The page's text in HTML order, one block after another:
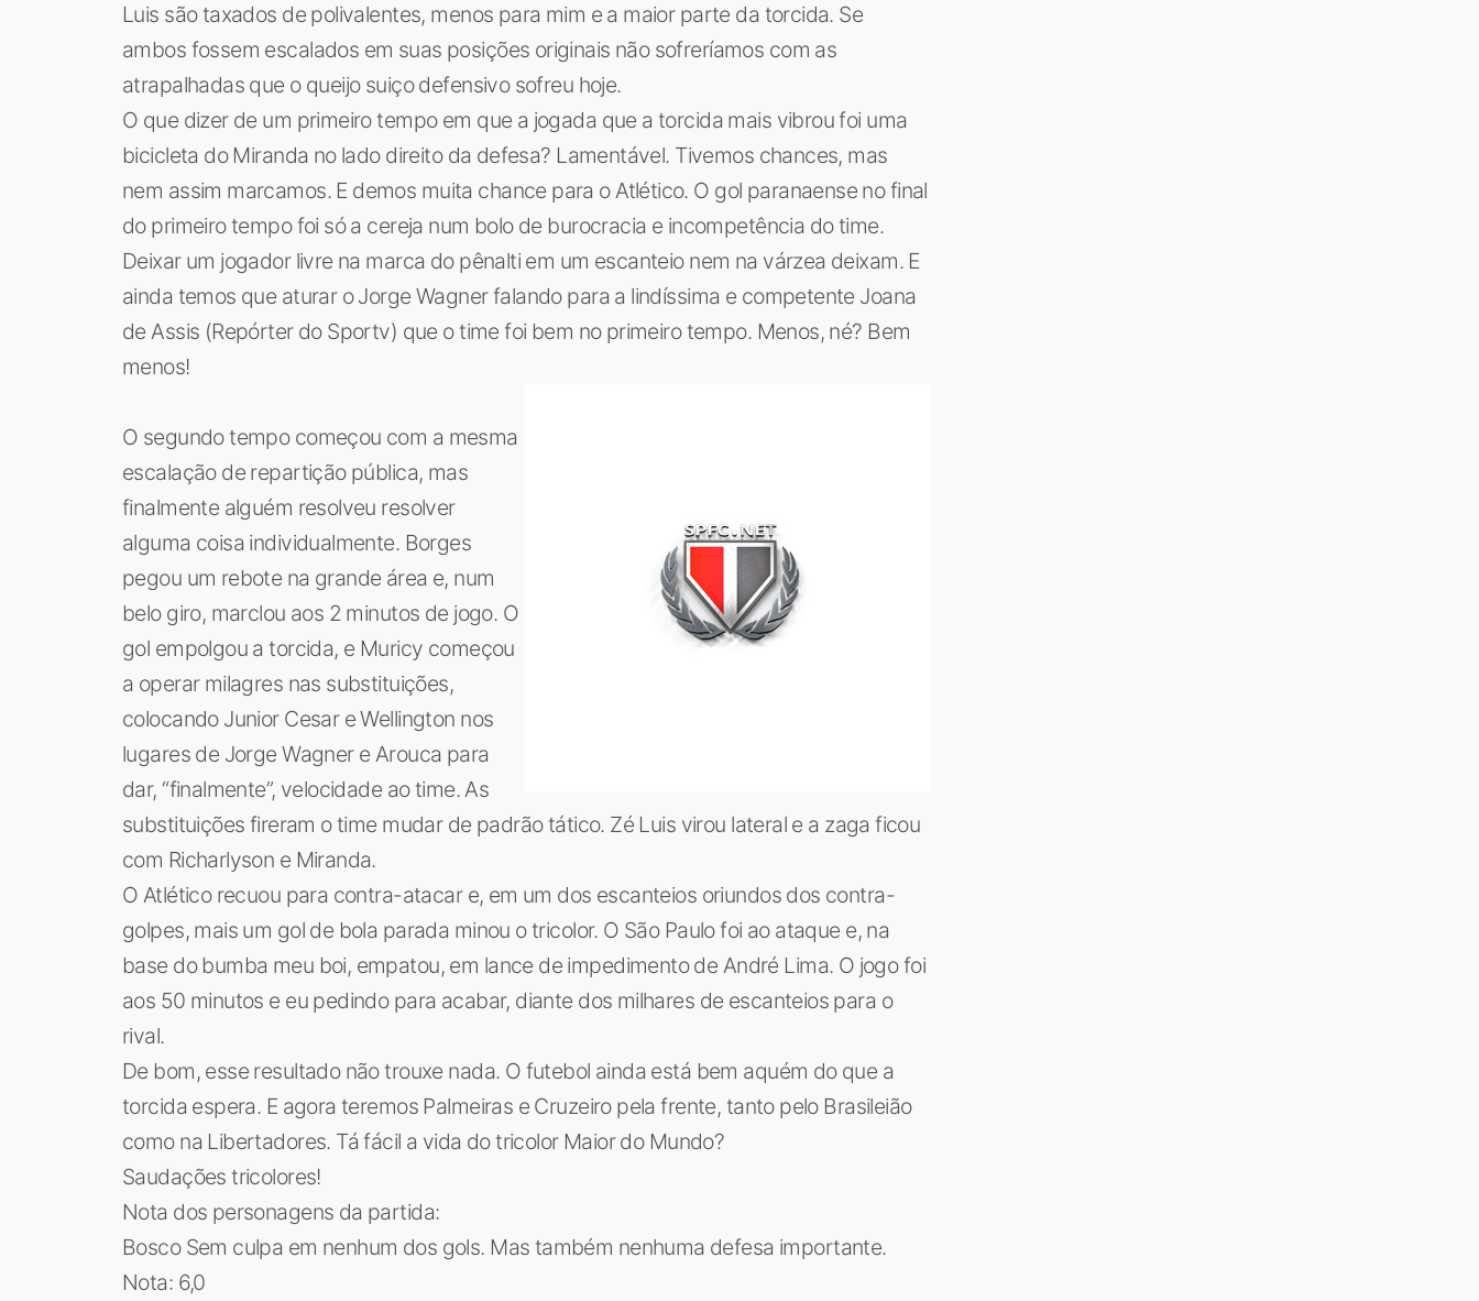
Luis são taxados de polivalentes, menos para mim e a maior parte da torcida. Se
ambos fossem escalados em suas posições originais não sofreríamos com as
atrapalhadas que o queijo suiço defensivo sofreu hoje.
O que dizer de um primeiro tempo em que a jogada que a torcida mais vibrou foi uma
bicicleta do Miranda no lado direito da defesa? Lamentável. Tivemos chances, mas
nem assim marcamos. E demos muita chance para o Atlético. O gol paranaense no final
do primeiro tempo foi só a cereja num bolo de burocracia e incompetência do time.
Deixar um jogador livre na marca do pênalti em um escanteio nem na várzea deixam. E
ainda temos que aturar o Jorge Wagner falando para a lindíssima e competente Joana
de Assis (Repórter do Sportv) que o time foi bem no primeiro tempo. Menos, né? Bem
menos!
O segundo tempo começou com a mesma
escalação de repartição pública, mas
finalmente alguém resolveu resolver
alguma coisa individualmente. Borges
pegou um rebote na grande área e, num
belo giro, marclou aos 2 minutos de jogo. O
gol empolgou a torcida, e Muricy começou
a operar milagres nas substituições,
colocando Junior Cesar e Wellington nos
lugares de Jorge Wagner e Arouca para
dar, “finalmente”, velocidade ao time. As
substituições fireram o time mudar de padrão tático. Zé Luis virou lateral e a zaga ficou
com Richarlyson e Miranda.
O Atlético recuou para contra-atacar e, em um dos escanteios oriundos dos contra-
golpes, mais um gol de bola parada minou o tricolor. O São Paulo foi ao ataque e, na
base do bumba meu boi, empatou, em lance de impedimento de André Lima. O jogo foi
aos 50 minutos e eu pedindo para acabar, diante dos milhares de escanteios para o
rival.
De bom, esse resultado não trouxe nada. O futebol ainda está bem aquém do que a
torcida espera. E agora teremos Palmeiras e Cruzeiro pela frente, tanto pelo Brasileião
como na Libertadores. Tá fácil a vida do tricolor Maior do Mundo?
Saudações tricolores!
Nota dos personagens da partida:
Bosco Sem culpa em nenhum dos gols. Mas também nenhuma defesa importante.
Nota: 6,0